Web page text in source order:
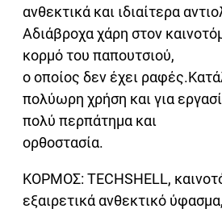
ανθεκτικά και ιδιαίτερα
Αδιάβροχα χάρη στον
κορμό του παπουτσιού,
ο οποίος δεν έχει
πολύωρη χρήση και για
πολύ περπάτημα και
ορθοστασία.
ΚΟΡΜΟΣ: TECHSHELL,
εξαιρετικά ανθεκτικό